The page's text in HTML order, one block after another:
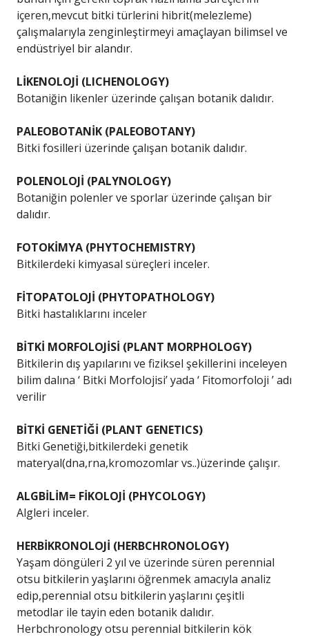
içeren,mevcut bitki türlerini hibrit(melezleme)
çalışmalarıyla zenginleştirmeyi amaçlayan bilimsel ve
endüstriyel bir alandır.
LİKENOLOJİ (LICHENOLOGY)
Botaniğin likenler üzerinde çalışan botanik dalıdır.
PALEOBOTANİK (PALEOBOTANY)
Bitki fosilleri üzerinde çalışan botanik dalıdır.
POLENOLOJİ (PALYNOLOGY)
Botaniğin polenler ve sporlar üzerinde çalışan bir
dalıdır.
FOTOKİMYA (PHYTOCHEMISTRY)
Bitkilerdeki kimyasal süreçleri inceler.
FİTOPATOLOJİ (PHYTOPATHOLOGY)
Bitki hastalıklarını inceler
BİTKİ MORFOLOJİSİ (PLANT MORPHOLOGY)
Bitkilerin dış yapılarını ve fiziksel şekillerini inceleyen
bilim dalına ‘ Bitki Morfolojisi’ yada ‘ Fitomorfoloji ’ adı
verilir
BİTKİ GENETİĞİ (PLANT GENETICS)
Bitki Genetiği,bitkilerdeki genetik
materyal(dna,rna,kromozomlar vs..)üzerinde çalışır.
ALGBİLİM= FİKOLOJİ (PHYCOLOGY)
Algleri inceler.
HERBİKRONOLOJİ (HERBCHRONOLOGY)
Yaşam döngüleri 2 yıl ve üzerinde süren perennial
otsu bitkilerin yaşlarını öğrenmek amacıyla analiz
edip,perennial otsu bitkilerin yaşlarını çeşitli
metodlar ile tayin eden botanik dalıdır.
Herbchronology otsu perennial bitkilerin kök